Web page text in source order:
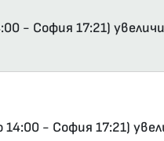
- София 17:21)
- София 17:21)